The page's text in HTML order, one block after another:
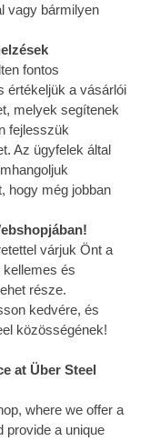
vagy bármilyen
fontos
értékeljük a vásárlói
melyek segítenek
fejlesszük
Az ügyfelek által
hogy még jobban
várjuk Önt a
kellemes és
része.
kedvére, és
közösségének!
at Über Steel
where we offer a
provide a unique